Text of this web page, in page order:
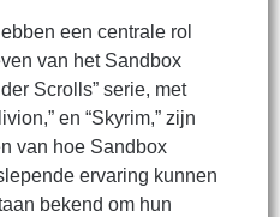
een centrale rol
van het Sandbox
Scrolls” serie, met
en “Skyrim,” zijn
van hoe Sandbox
ervaring kunnen
bekend om hun